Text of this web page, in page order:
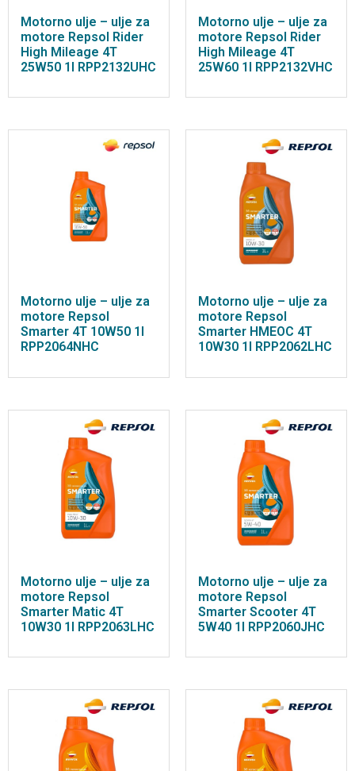
Motorno ulje – ulje za
motore Repsol Rider
High Mileage 4T
25W50 1l RPP2132UHC
Motorno ulje – ulje za
motore Repsol Rider
High Mileage 4T
25W60 1l RPP2132VHC
Motorno ulje – ulje za
motore Repsol
Smarter 4T 10W50 1l
RPP2064NHC
Motorno ulje – ulje za
motore Repsol
Smarter HMEOC 4T
10W30 1l RPP2062LHC
Motorno ulje – ulje za
motore Repsol
Smarter Matic 4T
10W30 1l RPP2063LHC
Motorno ulje – ulje za
motore Repsol
Smarter Scooter 4T
5W40 1l RPP2060JHC